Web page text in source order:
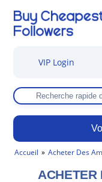
VIP Login
Accueil Acheter Des
ACHETER